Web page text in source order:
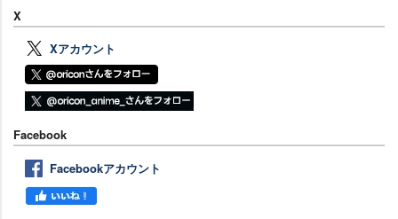
X
Xアカウント
Facebook
Facebookアカウント